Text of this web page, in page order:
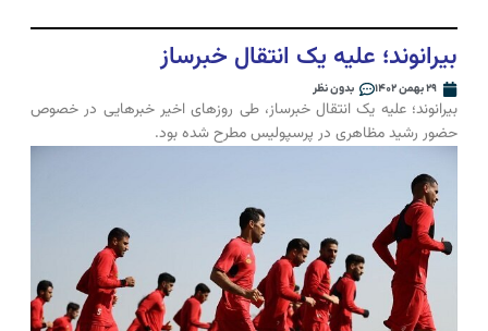
بیرانوند؛ علیه یک انتقال خبرساز
۲۹ بهمن ۱۴۰۲ بدون نظر
بیرانوند؛ علیه یک انتقال خبرساز، طی روزهای اخیر خبرهایی در خصوص
حضور رشید مظاهری در پرسپولیس مطرح شده بود.